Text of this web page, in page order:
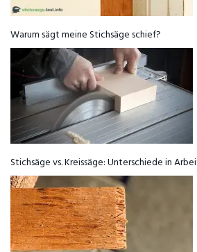
Warum sägt meine Stichsäge schief?
Stichsäge vs. Kreissäge: Unterschiede in